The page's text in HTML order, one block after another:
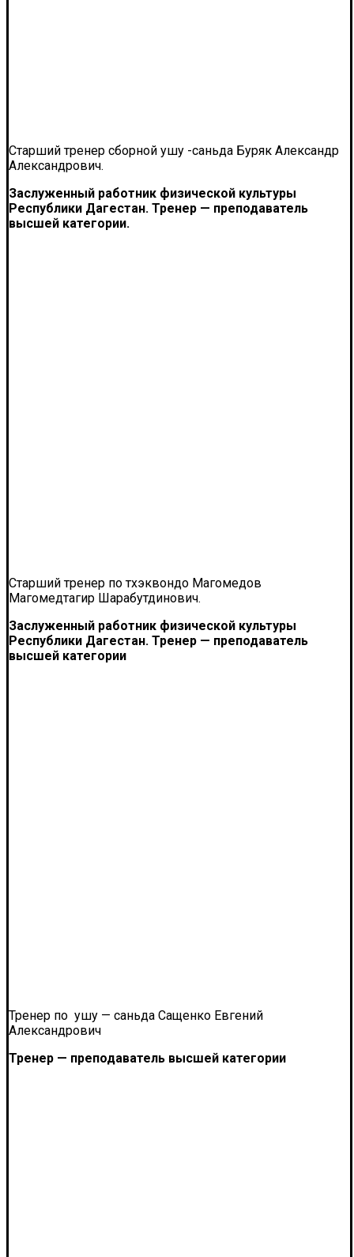
Старший тренер сборной ушу -саньда Буряк Александр
Александрович.
Заслуженный работник физической культуры
Республики Дагестан. Тренер — преподаватель
высшей категории.
Старший тренер по тхэквондо Магомедов
Магомедтагир Шарабутдинович.
Заслуженный работник физической культуры
Республики Дагестан. Тренер — преподаватель
высшей категории
Тренер по ушу — саньда Сащенко Евгений
Александрович
Тренер — преподаватель высшей категории